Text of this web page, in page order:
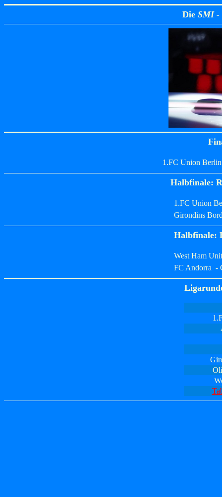
Die SMI -
1.FC Union
Halbfinale:
1.FC Union
Girondins
Halbfinale:
West Ham
FC Andorra -